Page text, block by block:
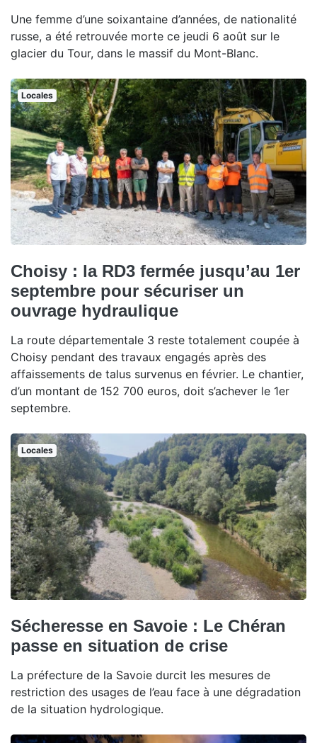
Une femme d’une soixantaine d’années, de nationalité
russe, a été retrouvée morte ce jeudi 6 août sur le
glacier du Tour, dans le massif du Mont-Blanc.
Locales
Choisy : la RD3 fermée jusqu’au 1er
septembre pour sécuriser un
ouvrage hydraulique
La route départementale 3 reste totalement coupée à
Choisy pendant des travaux engagés après des
affaissements de talus survenus en février. Le chantier,
d’un montant de 152 700 euros, doit s’achever le 1er
septembre.
Locales
Sécheresse en Savoie : Le Chéran
passe en situation de crise
La préfecture de la Savoie durcit les mesures de
restriction des usages de l’eau face à une dégradation
de la situation hydrologique.